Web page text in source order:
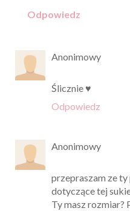
Odpowiedz
Anonimowy
Ślicznie ♥
Odpowiedz
Anonimowy
przepraszam ze ty
dotyczące tej
Ty masz rozmiar?